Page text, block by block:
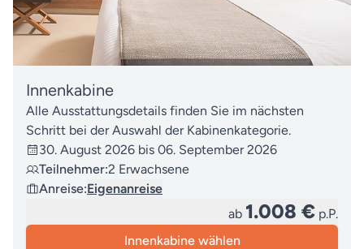
Innenkabine
Alle Ausstattungsdetails finden Sie im nächsten
Schritt bei der Auswahl der Kabinenkategorie.
30. August 2026 bis 06. September 2026
Teilnehmer:2 Erwachsene
Anreise:Eigenanreise
ab 1.008 € p.P.
Innenkabine wählen